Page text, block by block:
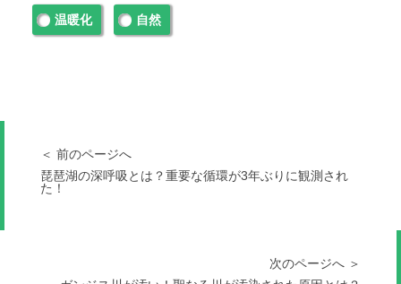
温暖化 自然
＜ 前のページへ
琵琶湖の深呼吸とは？重要な循環が3年ぶりに観測され
た！
次のページへ ＞